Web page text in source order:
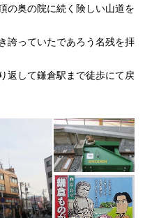
の奥の院に続く険しい山道を
誇っていたであろう名残を拝
返して鎌倉駅まで徒歩にて戻